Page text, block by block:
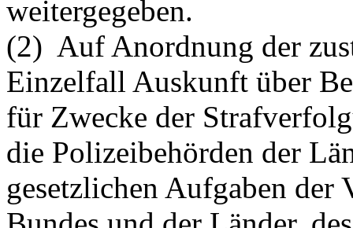
weitergegeben.
(2) Auf Anordnung der
Einzelfall Auskunft über
für Zwecke der
die Polizeibehörden der
gesetzlichen Aufgaben der